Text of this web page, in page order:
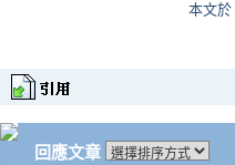
本文於
回應文章